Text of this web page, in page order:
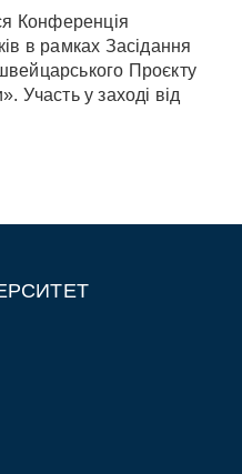
Конференція
в рамках Засідання
Проєкту
Участь у заході від